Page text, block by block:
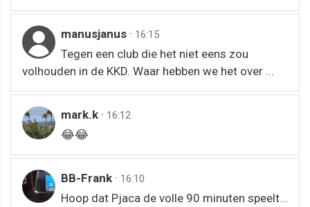
manusjanus · 16:15
Tegen een club die het niet eens zou
volhouden in de KKD. Waar hebben we het over ...
mark.k · 16:12
😂😂
BB-Frank · 16:10
Hoop dat Pjaca de volle 90 minuten speelt...